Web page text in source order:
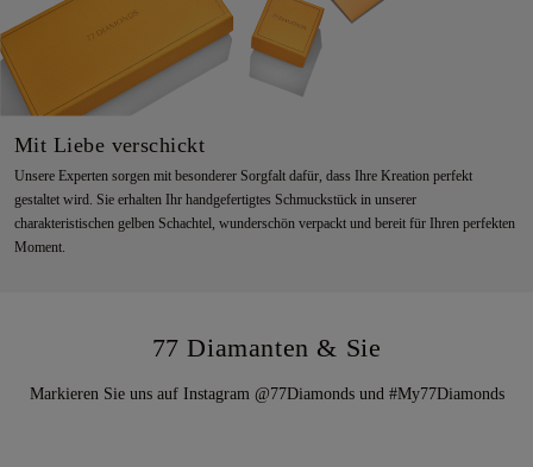
Mit Liebe verschickt
Unsere Experten sorgen mit besonderer Sorgfalt dafür, dass Ihre Kreation perfekt
gestaltet wird. Sie erhalten Ihr handgefertigtes Schmuckstück in unserer
charakteristischen gelben Schachtel, wunderschön verpackt und bereit für Ihren perfekten
Moment.
77 Diamanten & Sie
Markieren Sie uns auf Instagram @77Diamonds und #My77Diamonds